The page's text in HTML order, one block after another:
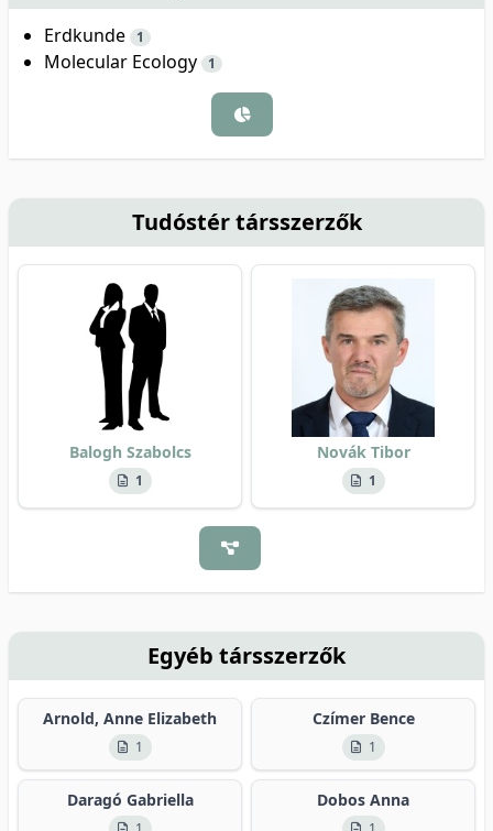
Erdkunde 1
Molecular Ecology 1
Tudóstér társszerzők
Balogh Szabolcs
1
Novák Tibor
1
Egyéb társszerzők
Arnold, Anne Elizabeth
1
Czímer Bence
1
Daragó Gabriella Dobos Anna